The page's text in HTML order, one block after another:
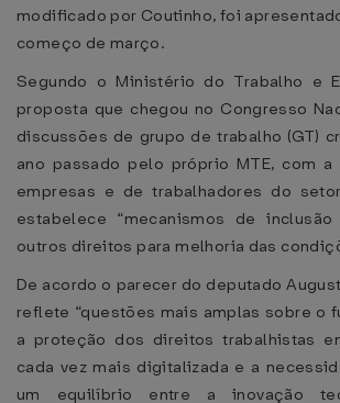
modificado por Coutinho, foi
começo de março.
Segundo o Ministério do Trabalho e
proposta que chegou no Congresso
discussões de grupo de trabalho (GT)
ano passado pelo próprio MTE, com
empresas e de trabalhadores do
estabelece “mecanismos de
outros direitos para melhoria das
De acordo o parecer do deputado
reflete “questões mais amplas sobre o
a proteção dos direitos trabalhistas
cada vez mais digitalizada e a
um equilíbrio entre a inovação